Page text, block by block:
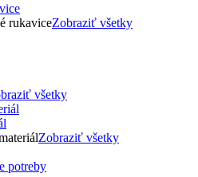
rukaviceZobraziť všetky
všetky
Zobraziť všetky
potreby